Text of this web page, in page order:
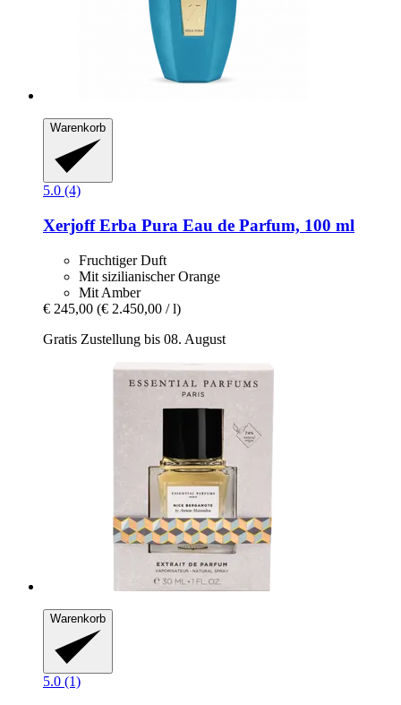
Warenkorb
5.0 (4)
XerjoffErba Pura Eau de Parfum, 100 ml
Fruchtiger Duft
Mit sizilianischer Orange
Mit Amber
€ 245,00 (€ 2.450,00 / l)
Gratis Zustellung bis 08. August
Warenkorb
5.0 (1)